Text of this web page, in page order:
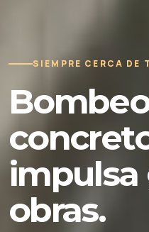
SIEMPRE CERCA DE
impulsa
obras.